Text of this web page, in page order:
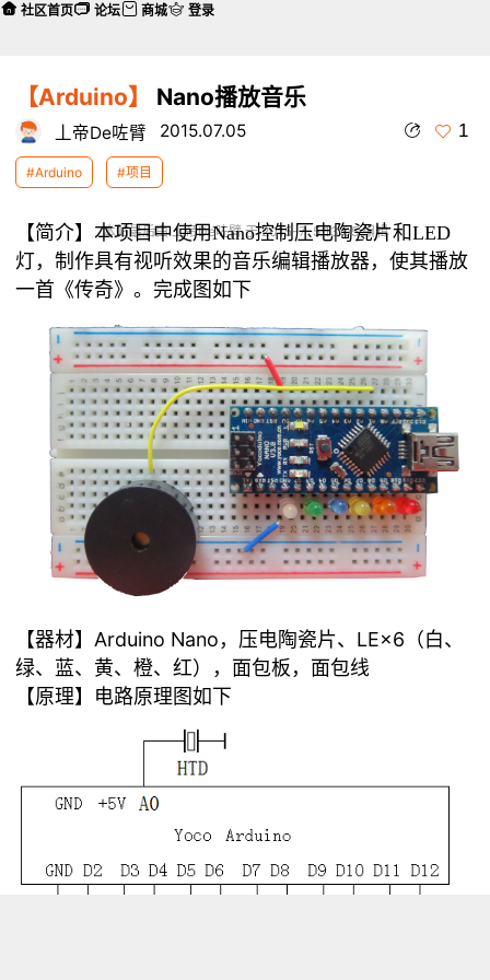
【Arduino】 Nano播放音乐
丄帝De咗臂 2015.07.05 1
#Arduino #项目
本帖最后由 丄帝De咗臂 于 2015-7-5 13:05 编辑
【简介】本项目中使用Nano控制压电陶瓷片和LED
灯，制作具有视听效果的音乐编辑播放器，使其播放
一首《传奇》。完成图如下
【器材】 Arduino Nano，压电陶瓷片、LE×6（白、
绿、蓝、黄、橙、红），面包板，面包线
【原理】电路原理图如下
社区首页 论坛 商城 登录